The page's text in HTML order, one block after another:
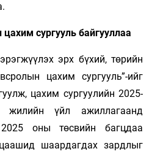
сургууль байгууллаа
эрх бүхий, төрийн
цахим сургууль”-ийг
цахим сургуулийн 2025-
үйл ажиллагаанд
оны төсвийн багцдаа
шаардагдах зардлыг